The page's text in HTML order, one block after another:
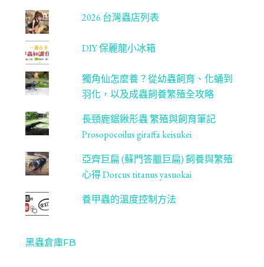
2026 台灣蟲店列表
DIY 保麗龍小冰箱
獨角仙怎麼養？從幼蟲飼育、化蛹到
羽化，以及成蟲飼養繁殖全攻略
長頸鹿鋸鍬形蟲 繁殖與飼育筆記
Prosopocoilus giraffa keisukei
亞齊巨扁 (蘇門答臘巨扁) 飼養與繁殖
心得 Dorcus titanus yasuokai
養甲蟲的溫度控制方法
黑蟲倉庫FB